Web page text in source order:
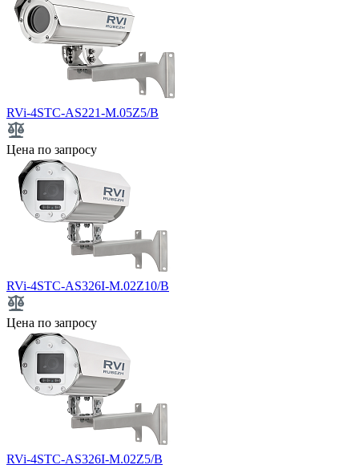
RVi-4STC-AS221-M.05Z5/B
Цена по запросу
RVi-4STC-AS326I-M.02Z10/B
Цена по запросу
RVi-4STC-AS326I-M.02Z5/B